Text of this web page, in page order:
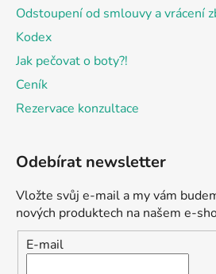
Odstoupení od smlouvy a vrácení
Kodex
Jak pečovat o boty?!
Ceník
Rezervace konzultace
Odebírat newsletter
Vložte svůj e-mail a my vám
nových produktech na našem e-
E-mail